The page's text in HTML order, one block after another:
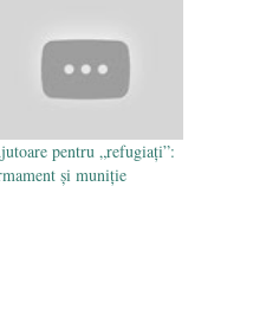
pentru „refugiați”:
și muniție